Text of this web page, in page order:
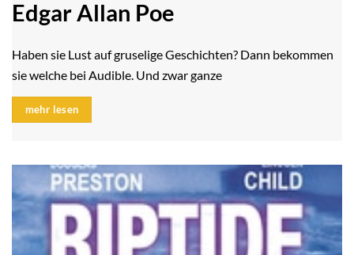
Edgar Allan Poe
Haben sie Lust auf gruselige Geschichten? Dann bekommen
sie welche bei Audible. Und zwar ganze
mehr lesen